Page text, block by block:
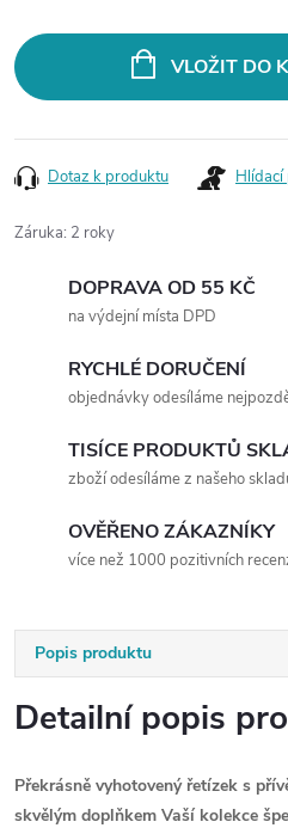
VLOŽIT DO
Dotaz k produktu Hlídací
Záruka: 2 roky
DOPRAVA OD 55 KČ
na výdejní místa DPD
RYCHLÉ DORUČENÍ
objednávky odesíláme
TISÍCE PRODUKTŮ
zboží odesíláme z našeho
OVĚŘENO ZÁKAZNÍKY
více než 1000 pozitivních
Popis produktu
Detailní popis
Překrásně vyhotovený řetízek s
skvělým doplňkem Vaší kolekce